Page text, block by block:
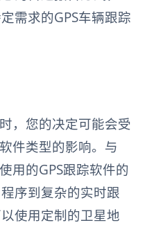
需求的GPS车辆跟踪
，您的决定可能会受
件类型的影响。与
用的GPS跟踪软件的
序到复杂的实时跟
使用定制的卫星地